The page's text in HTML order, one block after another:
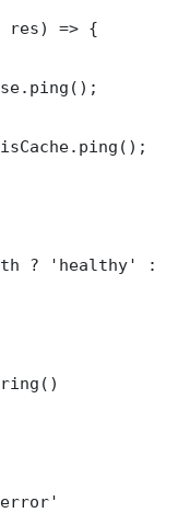
res) => {
? 'healthy' :